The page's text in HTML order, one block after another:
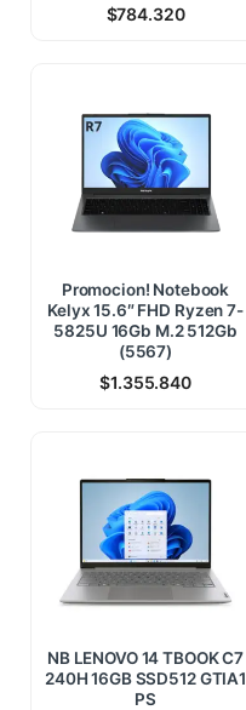
$784.320
Promocion! Notebook
Kelyx 15.6″ FHD Ryzen 7-
5825U 16Gb M.2 512Gb
(5567)
$1.355.840
NB LENOVO 14 TBOOK C7
240H 16GB SSD512 GTIA1
PS